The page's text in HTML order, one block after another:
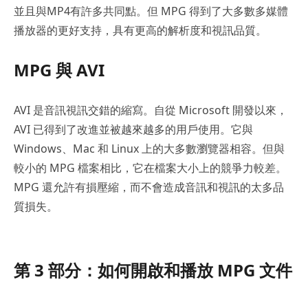
並且與MP4有許多共同點。但 MPG 得到了大多數多媒體
播放器的更好支持，具有更高的解析度和視訊品質。
MPG 與 AVI
AVI 是音訊視訊交錯的縮寫。自從 Microsoft 開發以來，
AVI 已得到了改進並被越來越多的用戶使用。它與
Windows、Mac 和 Linux 上的大多數瀏覽器相容。但與
較小的 MPG 檔案相比，它在檔案大小上的競爭力較差。
MPG 還允許有損壓縮，而不會造成音訊和視訊的太多品
質損失。
第 3 部分：如何開啟和播放 MPG 文件